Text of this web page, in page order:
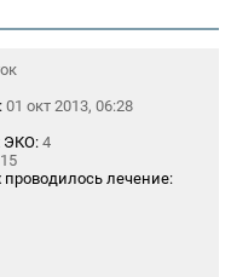
01 окт 2013, 06:28
ЭКО: 4
15
проводилось лечение: